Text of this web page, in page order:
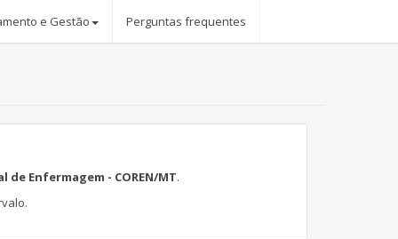
e Gestão Perguntas frequentes
de Enfermagem - COREN/MT.